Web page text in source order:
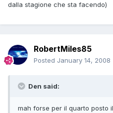
dalla stagione che sta facendo)
RobertMiles85
Posted January 14, 2008
Den said:
mah forse per il quarto posto